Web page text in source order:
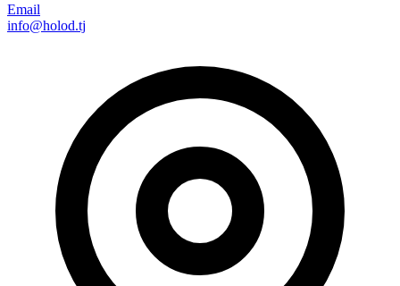
Email
info@holod.tj